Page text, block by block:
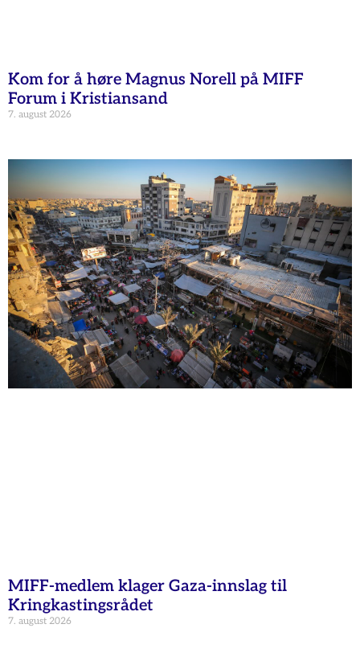
Kom for å høre Magnus Norell på MIFF
Forum i Kristiansand
7. august 2026
MIFF-medlem klager Gaza-innslag til
Kringkastingsrådet
7. august 2026